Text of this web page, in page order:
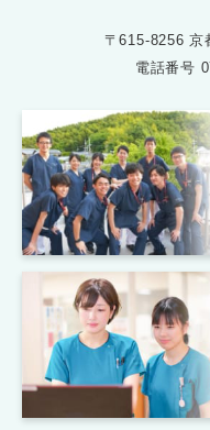
〒615-8256 京
電話番号